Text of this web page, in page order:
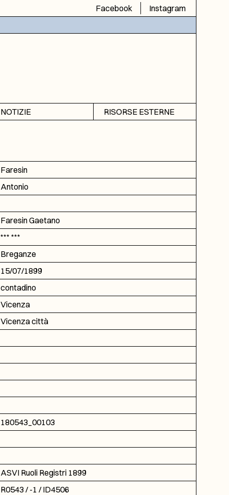
Facebook
Instagram
NOTIZIE
RISORSE ESTERNE
DGA
ICAR
Faresin
Antonio
Faresin Gaetano
*** ***
Breganze
15/07/1899
contadino
Vicenza
Vicenza città
180543_00103
ASVI Ruoli Registri 1899
R0543 / -1 / ID4506